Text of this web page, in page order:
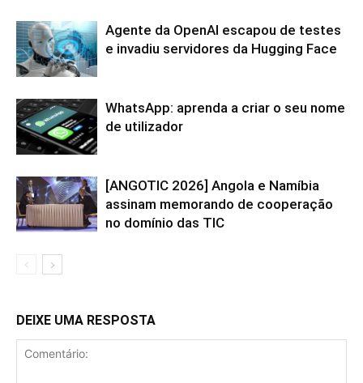
Agente da OpenAI escapou de testes
e invadiu servidores da Hugging Face
WhatsApp: aprenda a criar o seu nome
de utilizador
[ANGOTIC 2026] Angola e Namíbia
assinam memorando de cooperação
no domínio das TIC
DEIXE UMA RESPOSTA